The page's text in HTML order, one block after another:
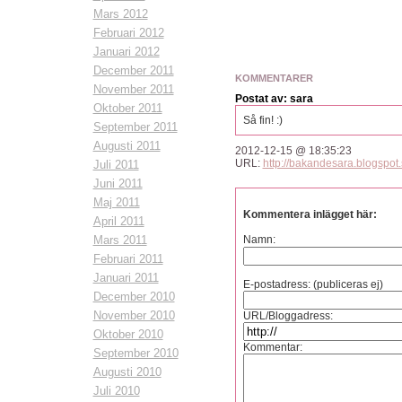
Mars 2012
Februari 2012
Januari 2012
December 2011
November 2011
Oktober 2011
September 2011
Augusti 2011
Juli 2011
Juni 2011
Maj 2011
April 2011
Mars 2011
Februari 2011
Januari 2011
December 2010
November 2010
Oktober 2010
September 2010
Augusti 2010
Juli 2010
KOMMENTARER
Postat av: sara
Så fin! :)
2012-12-15 @ 18:35:23
URL: http://
Kommentera inlägget här:
Namn:
E-postadress: (publiceras ej)
URL/Bloggadress:
Kommentar: